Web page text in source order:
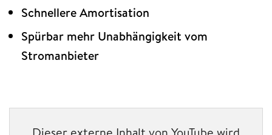
Schnellere Amortisation
Spürbar mehr Unabhängigkeit vom
Stromanbieter